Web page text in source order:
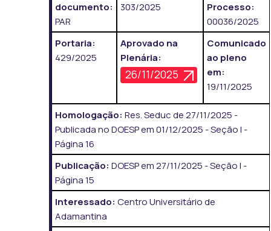
documento:
PAR
303/2025
Processo:
00036/2025
Portaria:
429/2025
Aprovado na
Plenária:
26/11/2025
Comunicado
ao pleno
em:
19/11/2025
Homologação: Res. Seduc de 27/11/2025 -
Publicada no DOESP em 01/12/2025 - Seção I -
Página 16
Publicação: DOESP em 27/11/2025 - Seção I -
Página 15
Interessado: Centro Universitário de
Adamantina